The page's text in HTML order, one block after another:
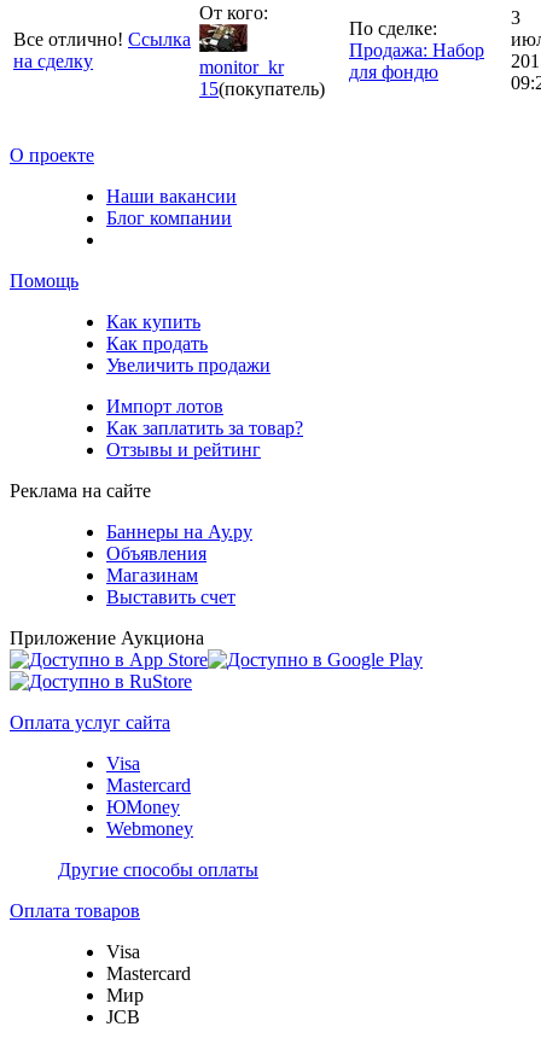
Все отлично! Ссылка
на сделку
От кого:
monitor_kr
15(покупатель)
По сделке:
Продажа: Набор
для фондю
3
О проекте
Наши вакансии
Блог компании
Помощь
Как купить
Как продать
Увеличить продажи
Импорт лотов
Как заплатить за товар?
Отзывы и рейтинг
Реклама на сайте
Баннеры на Ау.ру
Объявления
Магазинам
Выставить счет
Приложение Аукциона
Оплата услуг сайта
Visa
Mastercard
ЮMoney
Webmoney
Другие способы оплаты
Оплата товаров
Visa
Mastercard
Мир
JCB